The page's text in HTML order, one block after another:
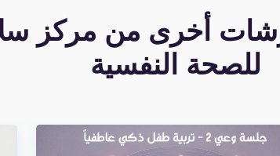
أخرى من مركز
للصحة النفسية